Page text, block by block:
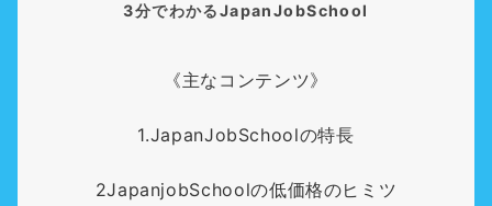
3分でわかるJapanJobSchool
《主なコンテンツ》
1.JapanJobSchoolの特長
2JapanjobSchoolの低価格のヒミツ